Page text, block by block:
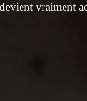
vraiment